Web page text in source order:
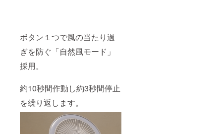
ボタン１つで風の当たり過
ぎを防ぐ「自然風モード」
採用。
約10秒間作動し約3秒間停止
を繰り返します。